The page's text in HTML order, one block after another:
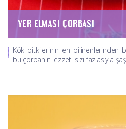
YER ELMASI ÇORBASI
Kök bitkilerinin en bilinenlerinden
bu çorbanın lezzeti sizi fazlasıyla